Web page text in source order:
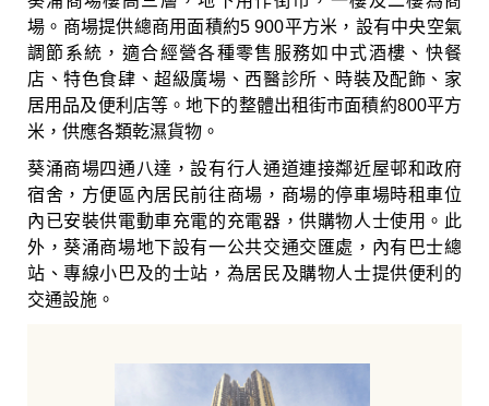
場。商場提供總商用面積約5 900平方米，設有中央空氣
調節系統，適合經營各種零售服務如中式酒樓、快餐
店、特色食肆、超級廣場、西醫診所、時裝及配飾、家
居用品及便利店等。地下的整體出租街市面積約800平方
米，供應各類乾濕貨物。
葵涌商場四通八達，設有行人通道連接鄰近屋邨和政府
宿舍，方便區內居民前往商場，商場的停車場時租車位
內已安裝供電動車充電的充電器，供購物人士使用。此
外，葵涌商場地下設有一公共交通交匯處，內有巴士總
站、專線小巴及的士站，為居民及購物人士提供便利的
交通設施。